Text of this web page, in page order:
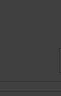
unzureichendem